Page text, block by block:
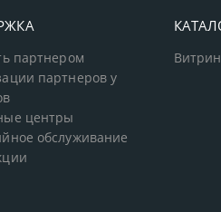
партнером
партнеров у
центры
обслуживание